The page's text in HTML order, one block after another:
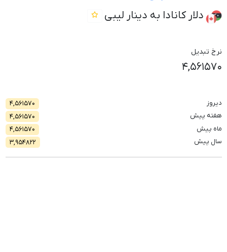
دلار کانادا به دینار لیبی
نرخ تبدیل
۴,۵۶۱۵۷۰
دیروز
۴,۵۶۱۵۷۰
هفته پیش
۴,۵۶۱۵۷۰
ماه پیش
۴,۵۶۱۵۷۰
سال پیش
۳,۹۵۴۸۲۲